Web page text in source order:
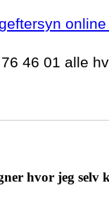
46 01 alle
hvor jeg selv